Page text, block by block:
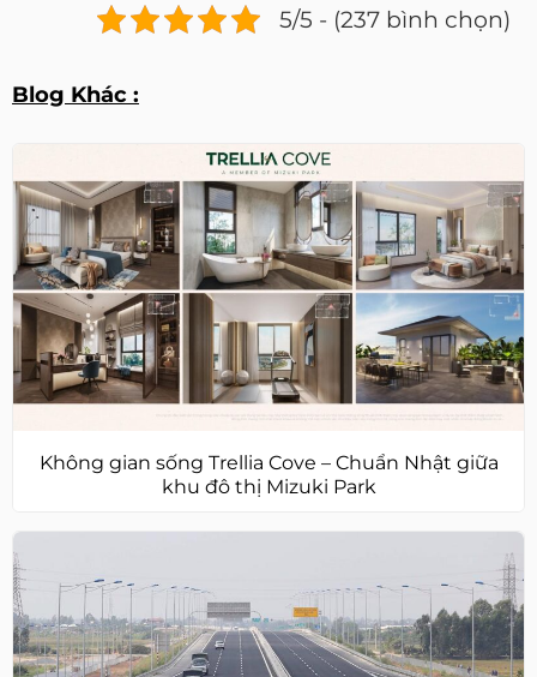
5/5 - (237 bình chọn)
Blog Khác :
Không gian sống Trellia Cove – Chuẩn Nhật giữa
khu đô thị Mizuki Park